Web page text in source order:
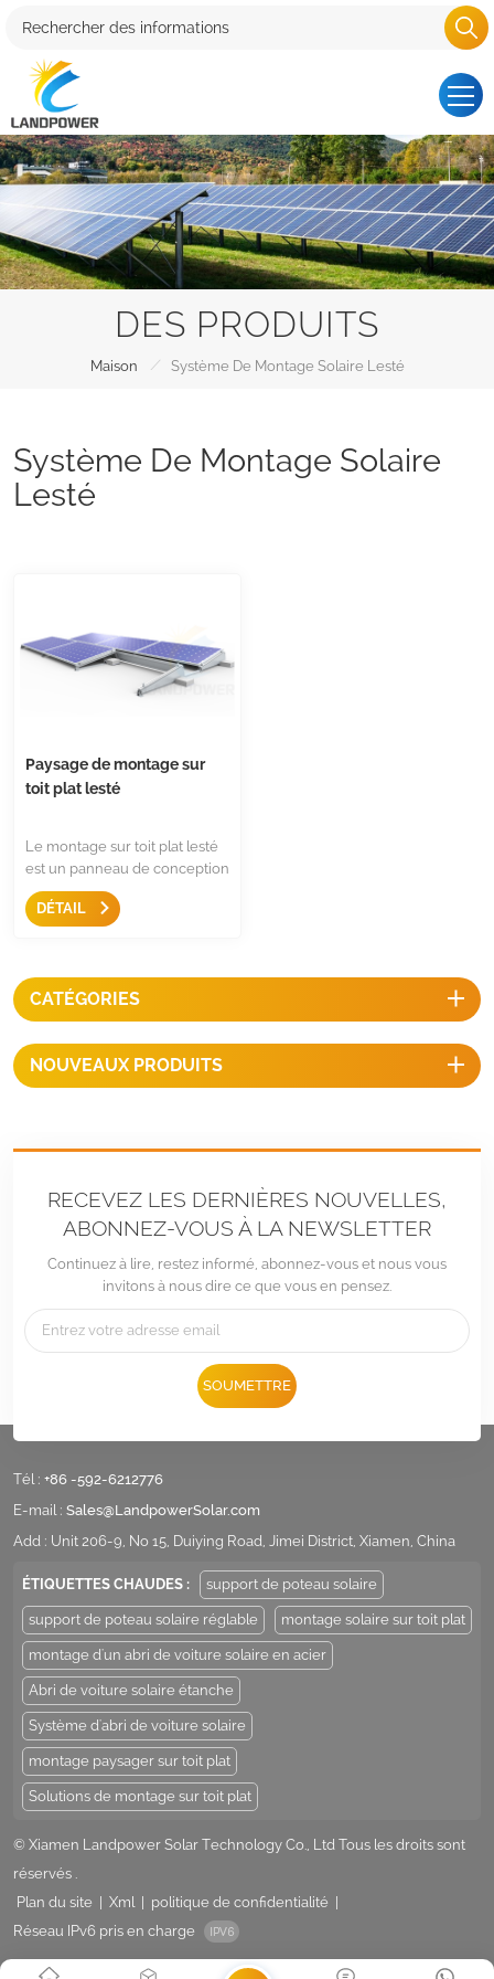
DES PRODUITS
Maison / Système De Montage Solaire Lesté
Système De Montage Solaire
Lesté
Paysage de montage sur
toit plat lesté
Le montage sur toit plat lesté
est un panneau de conception
ou de panneau solaire installé
en paysage,Juste quelques
DÉTAIL
CATÉGORIES
NOUVEAUX PRODUITS
RECEVEZ LES DERNIÈRES NOUVELLES,
ABONNEZ-VOUS À LA NEWSLETTER
Continuez à lire, restez informé, abonnez-vous et nous vous
invitons à nous dire ce que vous en pensez.
SOUMETTRE
Tél : +86 -592-6212776
E-mail : Sales@LandpowerSolar.com
Add : Unit 206-9, No 15, Duiying Road, Jimei District, Xiamen, China
ÉTIQUETTES CHAUDES : support de poteau solaire
support de poteau solaire réglable montage solaire sur toit plat
montage d'un abri de voiture solaire en acier
Abri de voiture solaire étanche
Système d'abri de voiture solaire
montage paysager sur toit plat
Solutions de montage sur toit plat
© Xiamen Landpower Solar Technology Co., Ltd Tous les droits sont
réservés .
Plan du site
Xml politique de confidentialité
Réseau IPv6 pris en charge